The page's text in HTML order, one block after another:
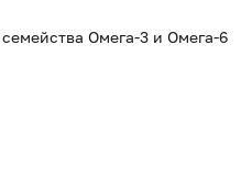
Омега-3 и Омега-6